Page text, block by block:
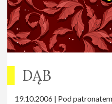
DĄB
19.10.2006 | Pod